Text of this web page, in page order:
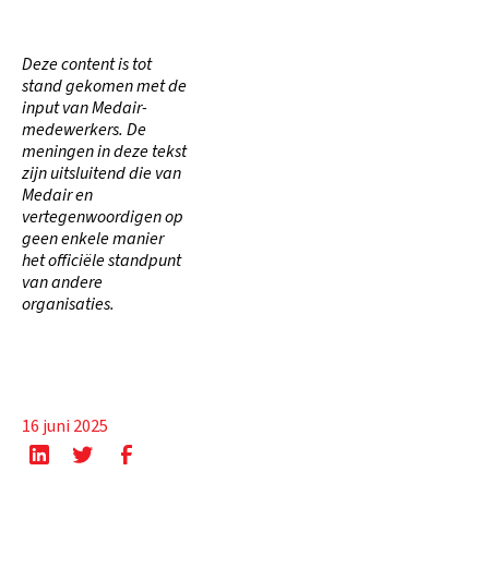
Deze content is tot
stand gekomen met de
input van Medair-
medewerkers. De
meningen in deze tekst
zijn uitsluitend die van
Medair en
vertegenwoordigen op
geen enkele manier
het officiële standpunt
van andere
organisaties.
16 juni 2025